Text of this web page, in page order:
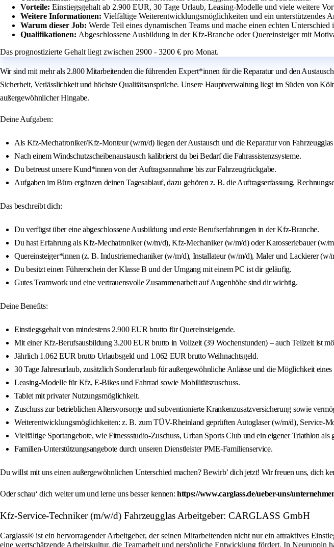
Vorteile: Einstiegsgehalt ab 2.900 EUR, 30 Tage Urlaub, Leasing-Modelle und viele weitere
Weitere Informationen: Vielfältige Weiterentwicklungsmöglichkeiten und ein unterstützendes
Warum dieser Job: Werde Teil eines dynamischen Teams und mache einen echten
Qualifikationen: Abgeschlossene Ausbildung in der Kfz-Branche oder Quereinsteiger mit
Das prognostizierte Gehalt liegt zwischen 2900 - 3200 € pro Monat.
Wir sind mit mehr als 2.800 Mitarbeitenden die führenden Expert*innen für die Reparatur und den
Sicherheit, Verlässlichkeit und höchste Qualitätsansprüche. Unsere Hauptverwaltung liegt im Süden von
außergewöhnlicher Hingabe.
Deine Aufgaben:
Als Kfz-Mechatroniker/Kfz-Monteur (w/m/d) liegen der Austausch und die Reparatur von
Nach einem Windschutzscheibenaustausch kalibrierst du bei Bedarf die Fahrassistenzsysteme.
Du betreust unsere Kund*innen von der Auftragsannahme bis zur Fahrzeugrückgabe.
Aufgaben im Büro ergänzen deinen Tagesablauf, dazu gehören z. B. die Auftragserfassung,
Das beschreibt dich:
Du verfügst über eine abgeschlossene Ausbildung und erste Berufserfahrungen in der Kfz-Branche.
Du hast Erfahrung als Kfz-Mechatroniker (w/m/d), Kfz-Mechaniker (w/m/d) oder Karosseriebauer (w/
Quereinsteiger*innen (z. B. Industriemechaniker (w/m/d), Installateur (w/m/d), Maler und Lackierer
Du besitzt einen Führerschein der Klasse B und der Umgang mit einem PC ist dir geläufig.
Gutes Teamwork und eine vertrauensvolle Zusammenarbeit auf Augenhöhe sind dir wichtig.
Deine Benefits:
Einstiegsgehalt von mindestens 2.900 EUR brutto für Quereinsteigende.
Mit einer Kfz-Berufsausbildung 3.200 EUR brutto in Vollzeit (39 Wochenstunden) – auch Teilzeit ist
Jährlich 1.062 EUR brutto Urlaubsgeld und 1.062 EUR brutto Weihnachtsgeld.
30 Tage Jahresurlaub, zusätzlich Sonderurlaub für außergewöhnliche Anlässe und die Möglichkeit eines
Leasing-Modelle für Kfz, E-Bikes und Fahrrad sowie Mobilitätszuschuss.
Tablet mit privater Nutzungsmöglichkeit.
Zuschuss zur betrieblichen Altersvorsorge und subventionierte Krankenzusatzversicherung sowie
Weiterentwicklungsmöglichkeiten: z. B. zum TÜV-Rheinland geprüften Autoglaser (w/m/d), Service-
Vielfältige Sportangebote, wie Fitnessstudio-Zuschuss, Urban Sports Club und ein eigener Triathlon als
Familien-Unterstützungsangebote durch unseren Dienstleister PME-Familienservice.
Du willst mit uns einen außergewöhnlichen Unterschied machen? Bewirb’ dich jetzt! Wir freuen uns, dich
Oder schau‘ dich weiter um und lerne uns besser kennen:https://www.carglass.de/ueber-uns/
Kfz-Service-Techniker (m/w/d) Fahrzeugglas Arbeitgeber: CARGLASS GmbH
Carglass® ist ein hervorragender Arbeitgeber, der seinen Mitarbeitenden nicht nur ein attraktives
eine wertschätzende Arbeitskultur, die Teamarbeit und persönliche Entwicklung fördert. In